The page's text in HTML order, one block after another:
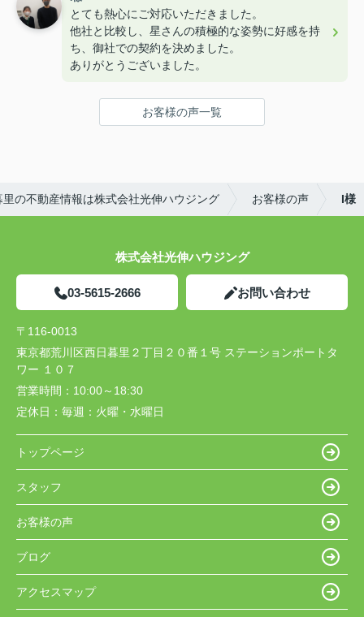
とても熱心にご対応いただきました。
他社と比較し、星さんの積極的な姿勢に好感を持
ち、御社での契約を決めました。
ありがとうございました。
お客様の声一覧
の不動産情報は株式会社光伸ハウジング お客様の声 I様
株式会社光伸ハウジング
03-5615-2666 お問い合わせ
〒116-0013
東京都荒川区西日暮里２丁目２０番１号 ステーションポートタ
ワー １０７
営業時間： 10:00～18:30
定休日： 毎週：火曜・水曜日
トップページ
スタッフ
お客様の声
ブログ
アクセスマップ